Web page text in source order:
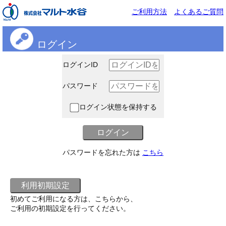
ご利用方法 よくあるご質問
ログイン
ログインID
パスワード
ログイン状態を保持する
パスワードを忘れた方は こちら
初めてご利用になる方は、こちらから、
ご利用の初期設定を行ってください。